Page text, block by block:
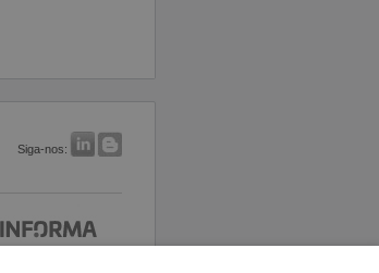
Siga-nos: